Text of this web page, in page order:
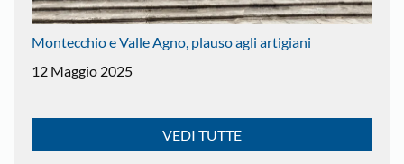
Montecchio e Valle Agno, plauso agli artigiani
12 Maggio 2025
VEDI TUTTE